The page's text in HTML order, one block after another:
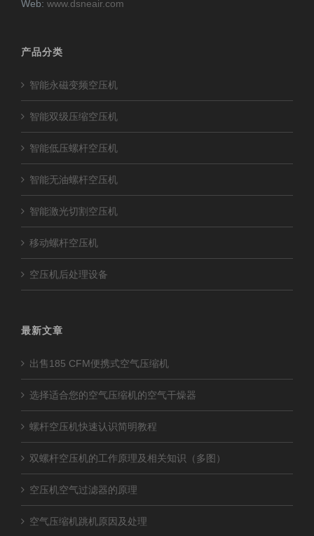
Web: www.dsneair.com
产品分类
智能永磁变频空压机
智能双级压缩空压机
智能低压螺杆空压机
智能无油螺杆空压机
智能激光切割空压机
移动螺杆空压机
空压机后处理设备
最新文章
出售185 CFM便携式空气压缩机
选择适合您的空气压缩机的空气干燥器
螺杆空压机快速认识简明教程
双螺杆空压机的工作原理及相关知识（多图）
空压机空气过滤器的原理
空气压缩机跳机原因及处理